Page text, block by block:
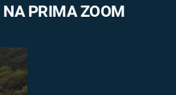
PRIMA ZOOM